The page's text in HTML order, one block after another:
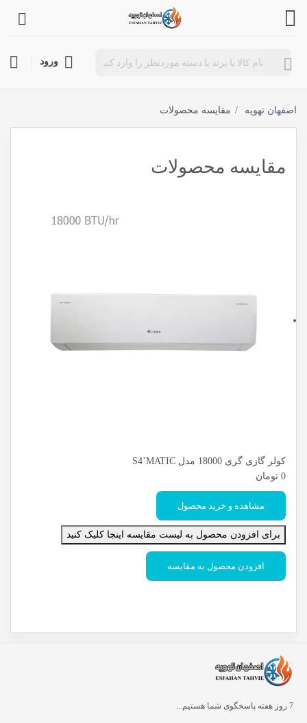
search
ورود
اصفهان تهویه مقایسه محصولات
مقایسه محصولات
کولر گازی گری 18000 مدل S4’MATIC
0 تومان
مشاهده و خرید محصول
برای افزودن محصول به لیست مقایسه اینجا کلیک کنید
افزودن محصول به مقایسه
7 روز هفته پاسخگوی شما هستیم...